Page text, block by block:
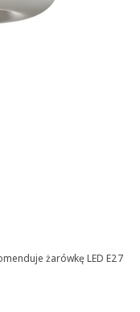
ogółem: 7
żarówkę LED E27